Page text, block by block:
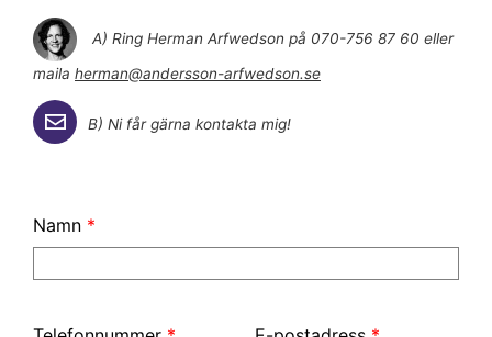
A) Ring Herman Arfwedson på 070-756 87 60 eller
maila herman@andersson-arfwedson.se
B) Ni får gärna kontakta mig!
Namn *